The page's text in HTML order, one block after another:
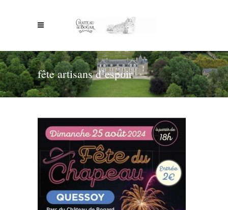
fête artisans d’espoir